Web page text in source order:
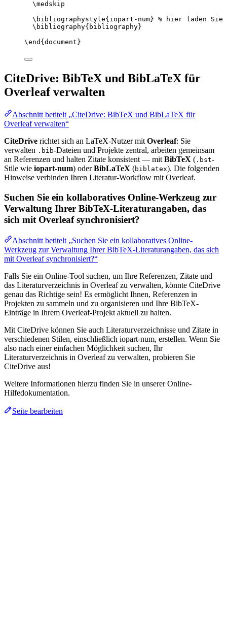
\medskip
\bibliographystyle{iopart-num} % hier laden
\bibliography{bibliography}
\end { document }
CiteDrive: BibTeX und BibLaTeX für
Overleaf verwalten
Abschnitt betitelt „CiteDrive: BibTeX und BibLaTeX für
Overleaf verwalten“
CiteDrive richtet sich an LaTeX-Nutzer mit Overleaf: Sie
verwalten .bib-Dateien und Projekte zentral, arbeiten gemeinsam
an Referenzen und halten Zitate konsistent — mit BibTeX ( .bst-
Stile wie iopart-num) oderBibLaTeX (biblatex). Die folgenden
Hinweise verbinden Ihren Literatur-Workflow mit Overleaf.
Suchen Sie ein kollaboratives Online-Werkzeug zur
Verwaltung Ihrer BibTeX-Literaturangaben, das
sich mit Overleaf synchronisiert?
Abschnitt betitelt „Suchen Sie ein kollaboratives Online-
Werkzeug zur Verwaltung Ihrer BibTeX-Literaturangaben, das sich
mit Overleaf synchronisiert?“
Falls Sie ein Online-Tool suchen, um Ihre Referenzen, Zitate und
das Literaturverzeichnis in Overleaf zu verwalten, könnte CiteDrive
genau das Richtige sein! Es ermöglicht Ihnen, Referenzen in
Projekten zu sammeln und zu organisieren und Ihre BibTeX-
Einträge in Ihrem Overleaf-Projekt aktuell zu halten.
Mit CiteDrive können Sie auch Literaturverzeichnisse und Zitate in
verschiedenen Stilen, einschließlich iopart-num, erstellen. Wenn Sie
also nach einer einfachen Möglichkeit suchen, Ihr
Literaturverzeichnis in Overleaf zu verwalten, probieren Sie
CiteDrive aus!
Weitere Informationen hierzu finden Sie in unserer Online-
Hilfedokumentation.
Seite bearbeiten